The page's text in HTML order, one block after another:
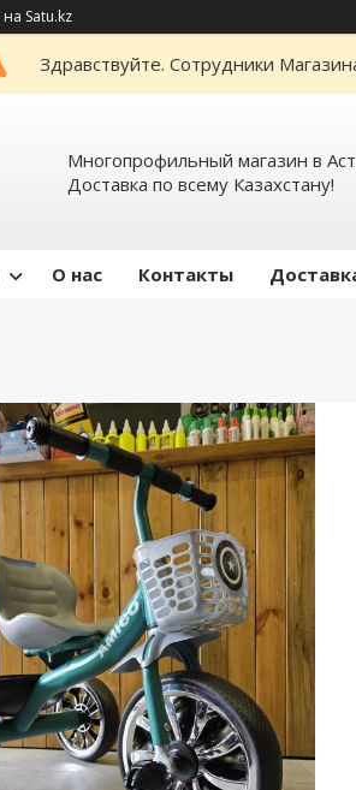
на Satu.kz
Здравствуйте. Сотрудники
Многопрофильный магазин в
Доставка по всему Казахстану!
О нас Контакты